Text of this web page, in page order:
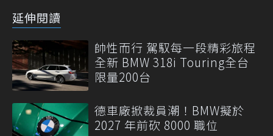
延伸閱讀
帥性而行 駕馭每一段精彩旅程
全新 BMW 318i Touring全台
限量200台
德車廠掀裁員潮！BMW擬於
2027 年前砍 8000 職位